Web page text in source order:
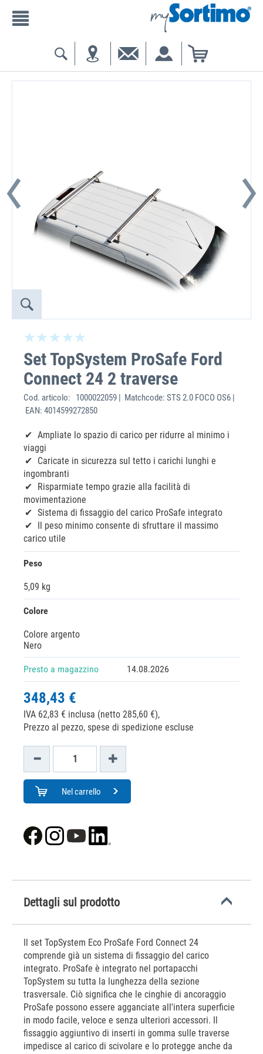
Set TopSystem ProSafe Ford
Connect 24 2 traverse
Cod. articolo:
1000022059 | Matchcode: STS 2.0 FOCO OS6 |
EAN: 4014599272850
Ampliate lo spazio di carico per ridurre al minimo i
viaggi
Caricate in sicurezza sul tetto i carichi lunghi e
ingombranti
Risparmiate tempo grazie alla facilità di
movimentazione
Sistema di fissaggio del carico ProSafe integrato
Il peso minimo consente di sfruttare il massimo
carico utile
Peso
5,09 kg
Colore
Colore argento
Nero
Presto a magazzino 14.08.2026
348,43 €
IVA 62,83 € inclusa (netto 285,60 €),
Prezzo al pezzo, spese di spedizione escluse
Nel carrello
Dettagli sul prodotto
Il set TopSystem Eco ProSafe Ford Connect 24
comprende già un sistema di fissaggio del carico
integrato. ProSafe è integrato nel portapacchi
TopSystem su tutta la lunghezza della sezione
trasversale. Ciò significa che le cinghie di ancoraggio
ProSafe possono essere agganciate all'intera superficie
in modo facile, veloce e senza ulteriori accessori. Il
fissaggio aggiuntivo di inserti in gomma sulle traverse
impedisce al carico di scivolare e lo protegge anche da